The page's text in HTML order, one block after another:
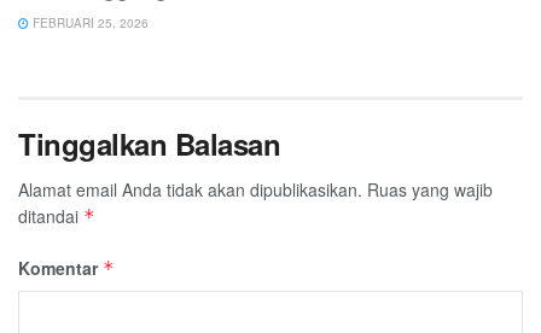
FEBRUARI 25, 2026
Tinggalkan Balasan
Alamat email Anda tidak akan dipublikasikan. Ruas yang wajib
ditandai *
Komentar *